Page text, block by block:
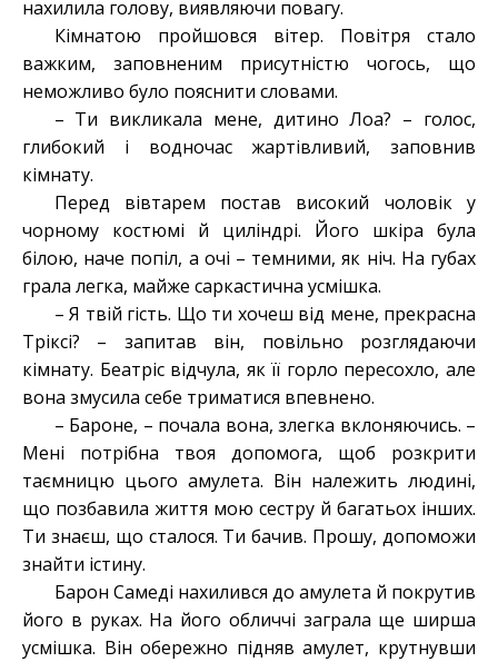
нахилила голову, виявляючи повагу.
Кімнатою пройшовся вітер. Повітря стало
важким, заповненим присутністю чогось, що
неможливо було пояснити словами.
– Ти викликала мене, дитино Лоа? – голос,
глибокий і водночас жартівливий, заповнив
кімнату.
Перед вівтарем постав високий чоловік у
чорному костюмі й циліндрі. Його шкіра була
білою, наче попіл, а очі – темними, як ніч. На губах
грала легка, майже саркастична усмішка.
– Я твій гість. Що ти хочеш від мене, прекрасна
Тріксі? – запитав він, повільно розглядаючи
кімнату. Беатріс відчула, як її горло пересохло, але
вона змусила себе триматися впевнено.
– Бароне, – почала вона, злегка вклоняючись. –
Мені потрібна твоя допомога, щоб розкрити
таємницю цього амулета. Він належить людині,
що позбавила життя мою сестру й багатьох інших.
Ти знаєш, що сталося. Ти бачив. Прошу, допоможи
знайти істину.
Барон Самеді нахилився до амулета й покрутив
його в руках. На його обличчі заграла ще ширша
усмішка. Він обережно підняв амулет, крутнувши